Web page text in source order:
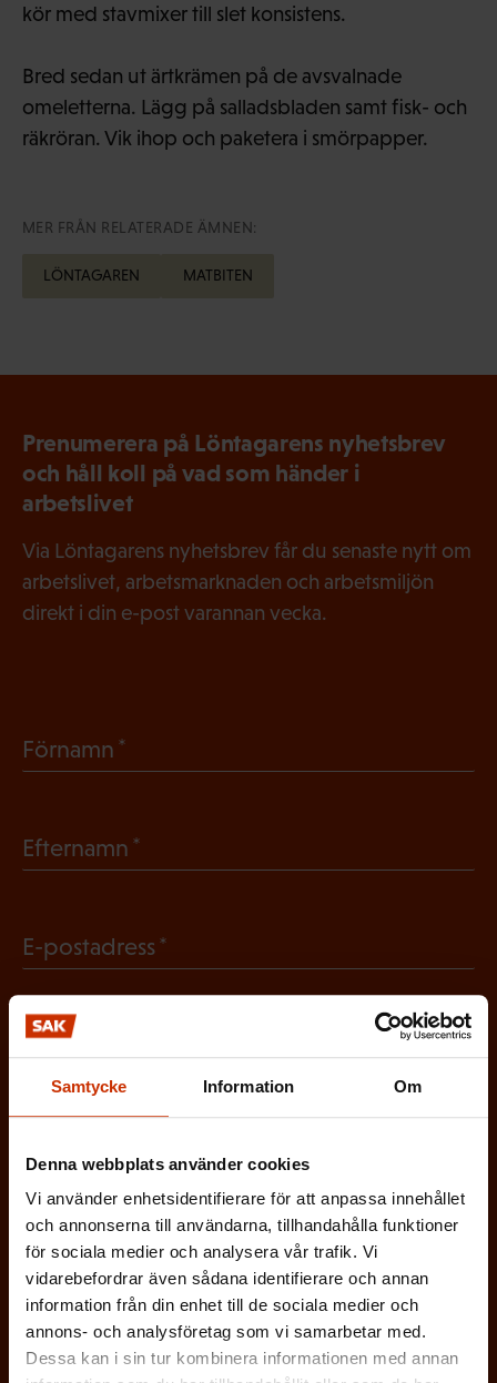
Samtycke Information Om
Denna webbplats använder cookies
Vi använder enhetsidentifierare för att anpassa innehållet
och annonserna till användarna, tillhandahålla funktioner
för sociala medier och analysera vår trafik. Vi
vidarebefordrar även sådana identifierare och annan
information från din enhet till de sociala medier och
annons- och analysföretag som vi samarbetar med.
Dessa kan i sin tur kombinera informationen med annan
kör med stavmixer till slet konsistens.
Bred sedan ut ärtkrämen på de avsvalnade
omeletterna. Lägg på salladsbladen samt fisk- och
räkröran. Vik ihop och paketera i smörpapper.
MER FRÅN RELATERADE ÄMNEN:
LÖNTAGAREN MATBITEN
Prenumerera på Löntagarens nyhetsbrev
och håll koll på vad som händer i
arbetslivet
Via Löntagarens nyhetsbrev får du senaste nytt om
arbetslivet, arbetsmarknaden och arbetsmiljön
direkt i din e-post varannan vecka.
Förnamn
a
t
i
t
)
Efternamn
l
i
a
r
i
s
k
t
)
E-postadress
l
g
a
t
o
r
i
s
Vilken eller vilka av dessa beskriver dig
JOBBAR INOM FACKET
ARBETSGIVARREPRESENTANT
I ÖVRIGT INTRESSERAD AV ARBETSLIVET